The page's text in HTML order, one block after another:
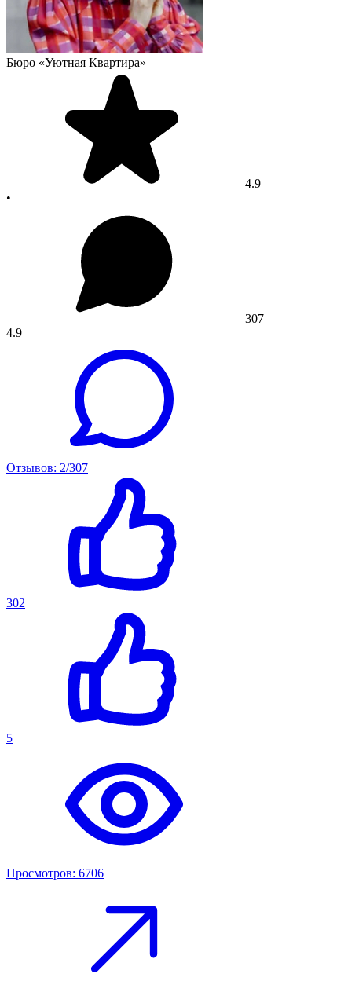
Бюро «Уютная Квартира»
4.9
•
307
4.9
Отзывов: 2/307
302
5
Просмотров: 6706